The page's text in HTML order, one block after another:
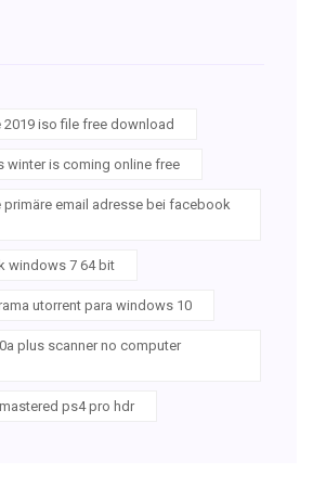
iso file free download
winter is coming online free
primäre email adresse bei facebook
windows 7 64 bit
utorrent para windows 10
plus scanner no computer
ps4 pro hdr